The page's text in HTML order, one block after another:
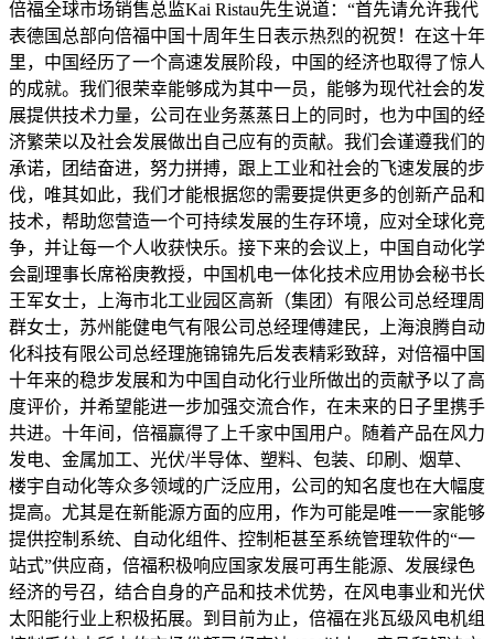
倍福全球市场销售总监Kai Ristau先生说道：“首先请允许我代
表德国总部向倍福中国十周年生日表示热烈的祝贺！在这十年
里，中国经历了一个高速发展阶段，中国的经济也取得了惊人
的成就。我们很荣幸能够成为其中一员，能够为现代社会的发
展提供技术力量，公司在业务蒸蒸日上的同时，也为中国的经
济繁荣以及社会发展做出自己应有的贡献。我们会谨遵我们的
承诺，团结奋进，努力拼搏，跟上工业和社会的飞速发展的步
伐，唯其如此，我们才能根据您的需要提供更多的创新产品和
技术，帮助您营造一个可持续发展的生存环境，应对全球化竞
争，并让每一个人收获快乐。接下来的会议上，中国自动化学
会副理事长席裕庚教授，中国机电一体化技术应用协会秘书长
王军女士，上海市北工业园区高新（集团）有限公司总经理周
群女士，苏州能健电气有限公司总经理傅建民，上海浪腾自动
化科技有限公司总经理施锦锦先后发表精彩致辞，对倍福中国
十年来的稳步发展和为中国自动化行业所做出的贡献予以了高
度评价，并希望能进一步加强交流合作，在未来的日子里携手
共进。十年间，倍福赢得了上千家中国用户。随着产品在风力
发电、金属加工、光伏/半导体、塑料、包装、印刷、烟草、
楼宇自动化等众多领域的广泛应用，公司的知名度也在大幅度
提高。尤其是在新能源方面的应用，作为可能是唯一一家能够
提供控制系统、自动化组件、控制柜甚至系统管理软件的“一
站式”供应商，倍福积极响应国家发展可再生能源、发展绿色
经济的号召，结合自身的产品和技术优势，在风电事业和光伏
太阳能行业上积极拓展。到目前为止，倍福在兆瓦级风电机组